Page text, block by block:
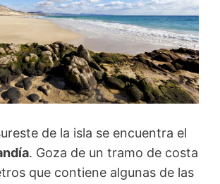
de la isla se encuentra el
. Goza de un tramo de costa
que contiene algunas de las